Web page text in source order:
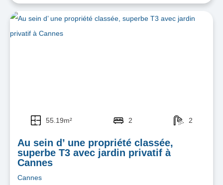
55.19m² 2 2
Au sein d’ une propriété classée,
superbe T3 avec jardin privatif à
Cannes
Cannes